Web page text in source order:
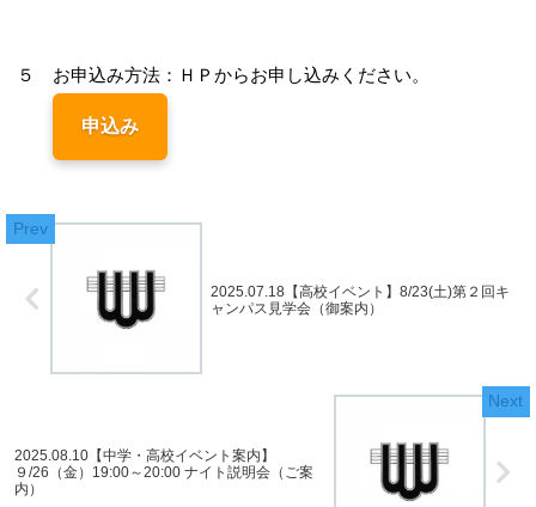
５ お申込み方法：ＨＰからお申し込みください。
申込み
2025.07.18【高校イベント】8/23(土)第２回キ
ャンパス見学会（御案内）
2025.08.10【中学・高校イベント案内】
９/26（金）19:00～20:00 ナイト説明会（ご案
内）